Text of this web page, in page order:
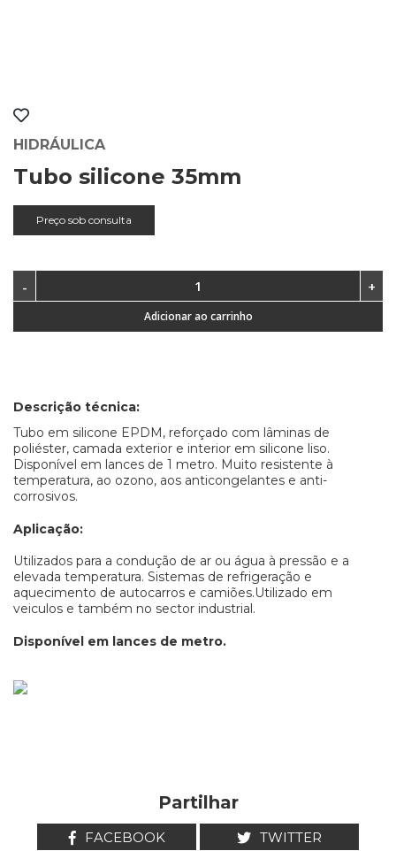
HIDRÁULICA
Tubo silicone 35mm
Preço sob consulta
Adicionar ao carrinho
Descrição técnica:
Tubo em silicone EPDM, reforçado com lâminas de
poliéster, camada exterior e interior em silicone liso.
Disponível em lances de 1 metro. Muito resistente à
temperatura, ao ozono, aos anticongelantes e anti-
corrosivos.
Aplicação:
Utilizados para a condução de ar ou água à pressão e a
elevada temperatura. Sistemas de refrigeração e
aquecimento de autocarros e camiões.Utilizado em
veiculos e também no sector industrial.
Disponível em lances de metro.
Partilhar
FACEBOOK
TWITTER